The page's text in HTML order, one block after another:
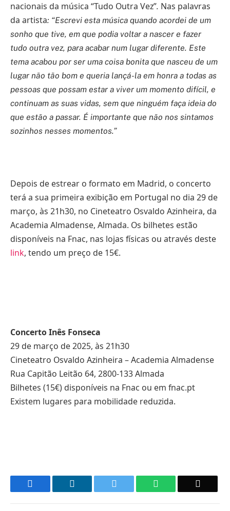
nacionais da música “Tudo Outra Vez”. Nas palavras
da artista: “Escrevi esta música quando acordei de um
sonho que tive, em que podia voltar a nascer e fazer
tudo outra vez, para acabar num lugar diferente. Este
tema acabou por ser uma coisa bonita que nasceu de um
lugar não tão bom e queria lançá-la em honra a todas as
pessoas que possam estar a viver um momento difícil, e
continuam as suas vidas, sem que ninguém faça ideia do
que estão a passar. É importante que não nos sintamos
sozinhos nesses momentos.”
Depois de estrear o formato em Madrid, o concerto
terá a sua primeira exibição em Portugal no dia 29 de
março, às 21h30, no Cineteatro Osvaldo Azinheira, da
Academia Almadense, Almada. Os bilhetes estão
disponíveis na Fnac, nas lojas físicas ou através deste
link, tendo um preço de 15€.
Concerto Inês Fonseca
29 de março de 2025, às 21h30
Cineteatro Osvaldo Azinheira – Academia Almadense
Rua Capitão Leitão 64, 2800-133 Almada
Bilhetes (15€) disponíveis na Fnac ou em fnac.pt
Existem lugares para mobilidade reduzida.
WhatsApp